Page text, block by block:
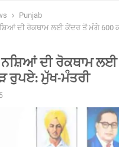
Punjab
ਦੀ ਰੋਕਥਾਮ ਲਈ ਕੇਂਦਰ ਤੋਂ ਮੰਗੇ 600
ਨਸ਼ਿਆਂ ਦੀ ਰੋਕਥਾਮ
ਰੁਪਏ: ਮੁੱਖ-ਮੰਤਰੀ